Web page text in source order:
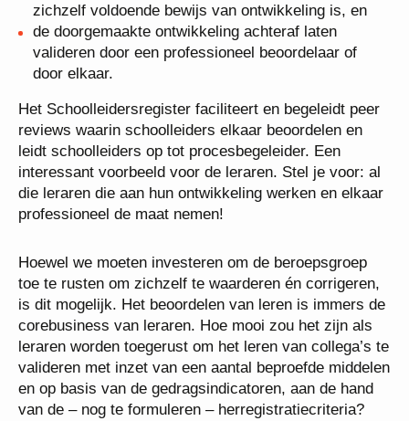
zichzelf voldoende bewijs van ontwikkeling is, en
de doorgemaakte ontwikkeling achteraf laten
valideren door een professioneel beoordelaar of
door elkaar.
Het Schoolleidersregister faciliteert en begeleidt peer
reviews waarin schoolleiders elkaar beoordelen en
leidt schoolleiders op tot procesbegeleider. Een
interessant voorbeeld voor de leraren. Stel je voor: al
die leraren die aan hun ontwikkeling werken en elkaar
professioneel de maat nemen!
Hoewel we moeten investeren om de beroepsgroep
toe te rusten om zichzelf te waarderen én corrigeren,
is dit mogelijk. Het beoordelen van leren is immers de
corebusiness van leraren. Hoe mooi zou het zijn als
leraren worden toegerust om het leren van collega’s te
valideren met inzet van een aantal beproefde middelen
en op basis van de gedragsindicatoren, aan de hand
van de – nog te formuleren – herregistratiecriteria?